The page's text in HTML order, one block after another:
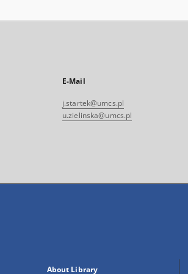
E-Mail
j.startek@umcs.pl
u.zielinska@umcs.pl
About Library